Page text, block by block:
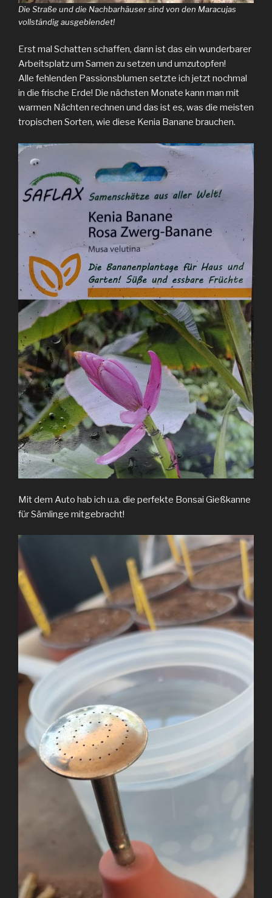
Die Straße und die Nachbarhäuser sind von den Maracujas
vollständig ausgeblendet!
Erst mal Schatten schaffen, dann ist das ein wunderbarer
Arbeitsplatz um Samen zu setzen und umzutopfen!
Alle fehlenden Passionsblumen setzte ich jetzt nochmal
in die frische Erde! Die nächsten Monate kann man mit
warmen Nächten rechnen und das ist es, was die meisten
tropischen Sorten, wie diese Kenia Banane brauchen.
Mit dem Auto hab ich u.a. die perfekte Bonsai Gießkanne
für Sämlinge mitgebracht!